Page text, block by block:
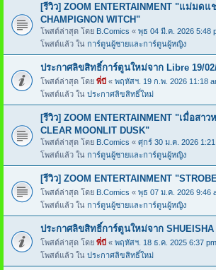
[รีวิว] ZOOM ENTERTAINMENT "แม่มด
CHAMPIGNON WITCH"
โพสต์ล่าสุด โดย B.Comics « พุธ 04 มี.ค. 2026 5:48
โพสต์แล้ว ใน การ์ตูนผู้ชายและการ์ตูนผู้หญิง
ประกาศลิขสิทธิ์การ์ตูนใหม่จาก Libre 19/
โพสต์ล่าสุด โดย พี่บี « พฤหัสฯ. 19 ก.พ. 2026 11:18
โพสต์แล้ว ใน ประกาศลิขสิทธิ์ใหม่
[รีวิว] ZOOM ENTERTAINMENT "เมื่อสา
CLEAR MOONLIT DUSK"
โพสต์ล่าสุด โดย B.Comics « ศุกร์ 30 ม.ค. 2026
โพสต์แล้ว ใน การ์ตูนผู้ชายและการ์ตูนผู้หญิง
[รีวิว] ZOOM ENTERTAINMENT
โพสต์ล่าสุด โดย B.Comics « พุธ 07 ม.ค. 2026 9:46
โพสต์แล้ว ใน การ์ตูนผู้ชายและการ์ตูนผู้หญิง
ประกาศลิขสิทธิ์การ์ตูนใหม่จาก SHUEISHA
โพสต์ล่าสุด โดย พี่บี « พฤหัสฯ. 18 ธ.ค. 2025 6:37 pm
โพสต์แล้ว ใน ประกาศลิขสิทธิ์ใหม่